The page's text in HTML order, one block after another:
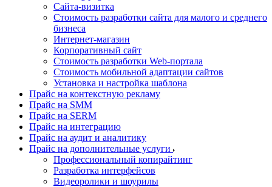
Cайта-визитка
Стоимость разработки сайта для малого и среднего
бизнеса
Интернет-магазин
Корпоративный сайт
Стоимость разработки Web-портала
Стоимость мобильной адаптации сайтов
Установка и настройка шаблона
Прайс на контекстную рекламу
Прайс на SMM
Прайс на SERM
Прайс на интеграцию
Прайс на аудит и аналитику
Прайс на дополнительные услуги
Профессиональный копирайтинг
Разработка интерфейсов
Видеоролики и шоурилы